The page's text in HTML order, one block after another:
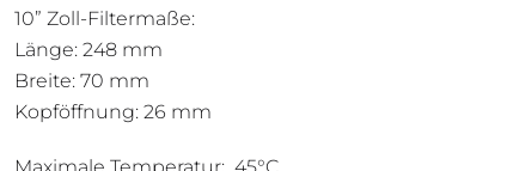
10” Zoll-Filtermaße:
Länge: 248 mm
Breite: 70 mm
Kopföffnung: 26 mm